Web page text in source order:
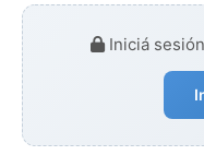
Iniciá